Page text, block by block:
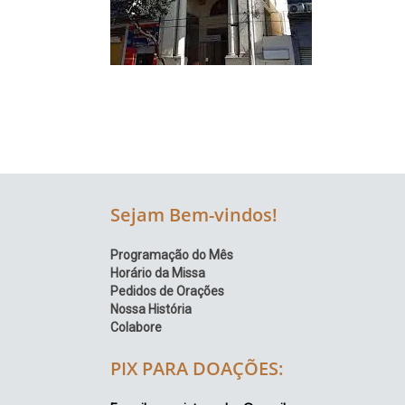
Região
Episcopal
Sé
Sejam Bem-vindos!
Programação do Mês
Horário da Missa
Pedidos de Orações
Nossa História
Colabore
PIX PARA DOAÇÕES: